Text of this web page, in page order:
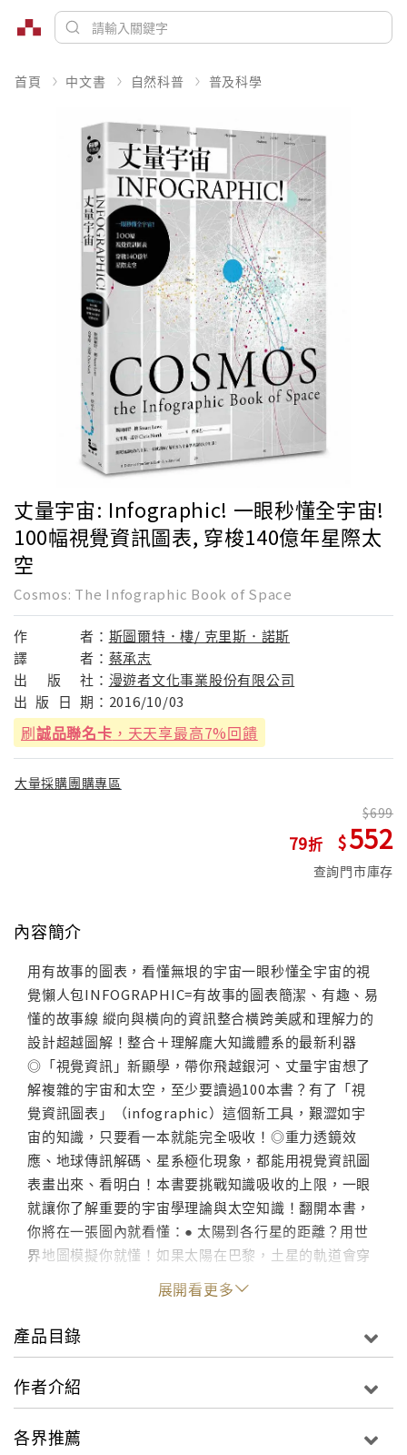
首頁 中文書 自然科普 普及科學
丈量宇宙: Infographic! 一眼秒懂全宇宙!
100幅視覺資訊圖表, 穿梭140億年星際太
空
Cosmos: The Infographic Book of Space
作 者： 斯圖爾特．樓/ 克里斯．諾斯
譯
者： 蔡承志
出
版 社： 漫遊者文化事業股份有限公司
出 版 日 期： 2016/10/03
刷誠品聯名卡 ，天天享最高7%回饋
大量採購團購專區
79
699
552
查詢門市庫存
內容簡介
用有故事的圖表，看懂無垠的宇宙一眼秒懂全宇宙的視
覺懶人包INFOGRAPHIC=有故事的圖表簡潔、有趣、易
懂的故事線 縱向與橫向的資訊整合橫跨美感和理解力的
設計超越圖解！整合＋理解龐大知識體系的最新利器
◎「視覺資訊」新顯學，帶你飛越銀河、丈量宇宙想了
解複雜的宇宙和太空，至少要讀過100本書？有了「視
覺資訊圖表」（infographic）這個新工具，艱澀如宇
宙的知識，只要看一本就能完全吸收！◎重力透鏡效
應、地球傳訊解碼、星系極化現象，都能用視覺資訊圖
表畫出來、看明白！本書要挑戰知識吸收的上限，一眼
就讓你了解重要的宇宙學理論與太空知識！翻開本書，
你將在一張圖內就看懂：● 太陽到各行星的距離？用世
界地圖模擬你就懂！如果太陽在巴黎，土星的軌道會穿
越布魯塞爾和倫敦，天王星會經過慕尼黑和利物浦，海
王星可在哥本哈根附近找到。● 宇宙裡最多的竟然是暗
能量？一張圖看懂宇宙組成的懸殊比例抬頭看夜空，總
是看到繁星點點，似乎宇宙裡滿是星星。你可知道，恆
占了宇宙的68.3%！● 在月球上能跳多高？24顆星星跳
取決於天體質量和大小。如果你在地球上能跳0.5公尺，
展開看更多
產品目錄
作者介紹
各界推薦